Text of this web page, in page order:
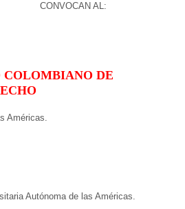
CONVOCAN AL:
DE
Américas.
Autónoma de las Américas.